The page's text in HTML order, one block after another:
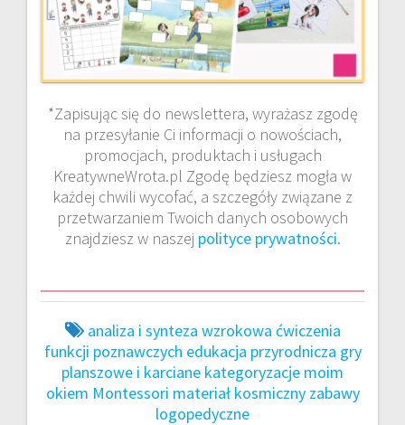
*Zapisując się do newslettera, wyrażasz zgodę
na przesyłanie Ci informacji o nowościach,
promocjach, produktach i usługach
KreatywneWrota.pl Zgodę będziesz mogła w
każdej chwili wycofać, a szczegóły związane z
przetwarzaniem Twoich danych osobowych
znajdziesz w naszej polityce prywatności.
analiza i synteza wzrokowa ćwiczenia
funkcji poznawczych edukacja przyrodnicza gry
planszowe i karciane kategoryzacje moim
okiem Montessori materiał kosmiczny zabawy
logopedyczne